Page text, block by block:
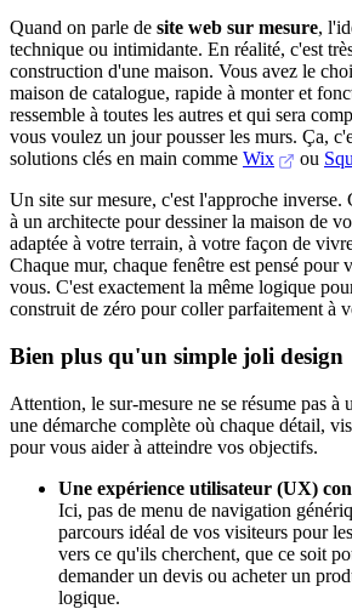
Quand on parle de site web sur mesure,
technique ou intimidante. En réalité, c'est
construction d'une maison. Vous avez le
maison de catalogue, rapide à monter et
ressemble à toutes les autres et qui sera
vous voulez un jour pousser les murs. Ça,
solutions clés en main comme Wix ou
Un site sur mesure, c'est l'approche inverse.
à un architecte pour dessiner la maison de
adaptée à votre terrain, à votre façon de
Chaque mur, chaque fenêtre est pensé pour
vous. C'est exactement la même logique
construit de zéro pour coller parfaitement à
Bien plus qu'un simple joli design
Attention, le sur-mesure ne se résume pas à
une démarche complète où chaque détail,
pour vous aider à atteindre vos objectifs.
Une expérience utilisateur (UX)
Ici, pas de menu de navigation
parcours idéal de vos visiteurs pour
vers ce qu'ils cherchent, que ce soit
demander un devis ou acheter un
logique.